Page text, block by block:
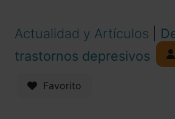
Actualidad y Artículos
trastornos depresivos
Favorito